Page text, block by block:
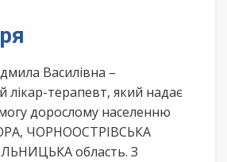
Василівна –
лікар-терапевт, який надає
дорослому населенню
ЧОРНООСТРІВСЬКА
область. З